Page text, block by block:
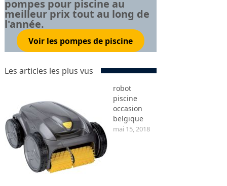
pompes pour piscine au
meilleur prix tout au long de
l'année.
Voir les pompes de piscine
Les articles les plus vus
robot
piscine
occasion
belgique
mai 15, 2018